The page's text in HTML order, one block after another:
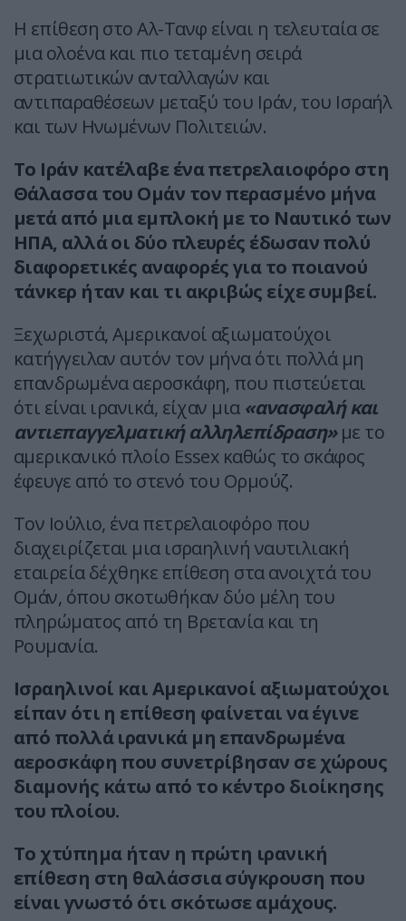
Η επίθεση στο Αλ-Τανφ είναι η τελευταία σε
μια ολοένα και πιο τεταμένη σειρά
στρατιωτικών ανταλλαγών και
αντιπαραθέσεων μεταξύ του Ιράν, του Ισραήλ
και των Ηνωμένων Πολιτειών.
Το Ιράν κατέλαβε ένα πετρελαιοφόρο στη
Θάλασσα του Ομάν τον περασμένο μήνα
μετά από μια εμπλοκή με το Ναυτικό των
ΗΠΑ, αλλά οι δύο πλευρές έδωσαν πολύ
διαφορετικές αναφορές για το ποιανού
τάνκερ ήταν και τι ακριβώς είχε συμβεί.
Ξεχωριστά, Αμερικανοί αξιωματούχοι
κατήγγειλαν αυτόν τον μήνα ότι πολλά μη
επανδρωμένα αεροσκάφη, που πιστεύεται
ότι είναι ιρανικά, είχαν μια «ανασφαλή και
αντιεπαγγελματική αλληλεπίδραση»με το
αμερικανικό πλοίο Essex καθώς το σκάφος
έφευγε από το στενό του Ορμούζ.
Τον Ιούλιο, ένα πετρελαιοφόρο που
διαχειρίζεται μια ισραηλινή ναυτιλιακή
εταιρεία δέχθηκε επίθεση στα ανοιχτά του
Ομάν, όπου σκοτωθήκαν δύο μέλη του
πληρώματος από τη Βρετανία και τη
Ρουμανία.
Ισραηλινοί και Αμερικανοί αξιωματούχοι
είπαν ότι η επίθεση φαίνεται να έγινε
από πολλά ιρανικά μη επανδρωμένα
αεροσκάφη που συνετρίβησαν σε χώρους
διαμονής κάτω από το κέντρο διοίκησης
του πλοίου.
Το χτύπημα ήταν η πρώτη ιρανική
επίθεση στη θαλάσσια σύγκρουση που
είναι γνωστό ότι σκότωσε αμάχους.